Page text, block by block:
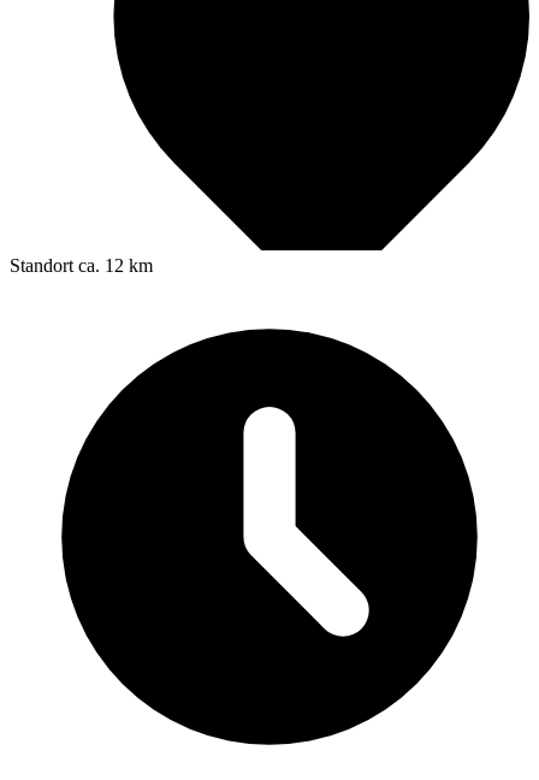
Standort ca. 12 km